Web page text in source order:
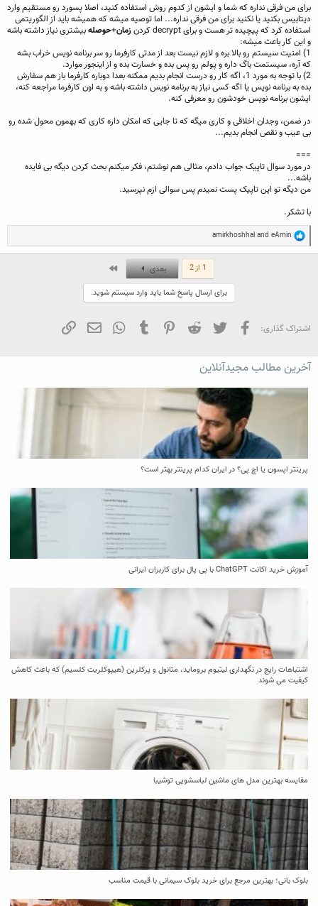
برای من فرقی نداره که شما و ایشون از کدوم روش استفاده کنید، اصلا پسورد رو مستقیم وارد
دیتابیس بکنید یا نکنید برای من فرقی نداره... اما توصیه میشه که همیشه باید از الگوریتمی
استفاده کرد که پیچیده تر هست و برای decrypt کردن
زمان+حوصلهبیشتری نیاز داشته باشه
و این کار باعث میشه:
1) امنیت سیستم رو بالا بره و لازم نیست بعد از مدتی کارفرما رو سر برنامه نویس خراب بشه
که آره، سیستمت باگ داره و پولم رو پس بده و خسارت بده و از اینجور موارد.
2) با توجه به مورد 1، اگه کار رو درست انجام بدیم ممکنه بعدا دوباره کارفرما باز هم سفارش
بده به برنامه نویس یا اگه کسی نیاز به برنامه نویس داشته باشه و به اون کارفرما مراجعه کنه،
ایشون برنامه نویس خودشون رو معرفی کنه.
در ضمن، وجدان اخلاقی و کاری میگه که تا جایی که امکان داره کاری که بهمون محول شده رو
بی عیب و نقص انجام بدیم...
===
در مورد سوال تاپیک جواب دادم، مثالی هم نوشتم، فکر میکنم بحث کردن دیگه بی فایده
باشه...
من دیگه تو این تاپیک پست نمیدم پس سوالی ازم نپرسید.
با تشکر.
R
a
:
eAmin
amirkhoshhal
1 از 2 بعدی
برای ارسال پاسخ شما باید وارد سیستم شوید.
اشتراک گذاری: فیسبوک تویتر Reddit
Pinterest
Tumblr
WhatsApp
ایمیل
آخرین مطالب مجیدآنلاین
پرینتر اپسون یا اچ پی؟ در ایران کدام پرینتر بهتر است؟
آموزش خرید اکانت ChatGPT با پی پال برای کاربران ایرانی
اشتباهات رایج در نگهداری لیتیوم بروماید، متانول و پرکلرین (هیپوکلریت کلسیم) که باعث کاهش
کیفیت می‌ شوند
مقایسه بهترین مدل ‌های ماشین لباسشویی توشیبا
بلوک بانی؛ بهترین مرجع برای خرید بلوک سیمانی با قیمت مناسب